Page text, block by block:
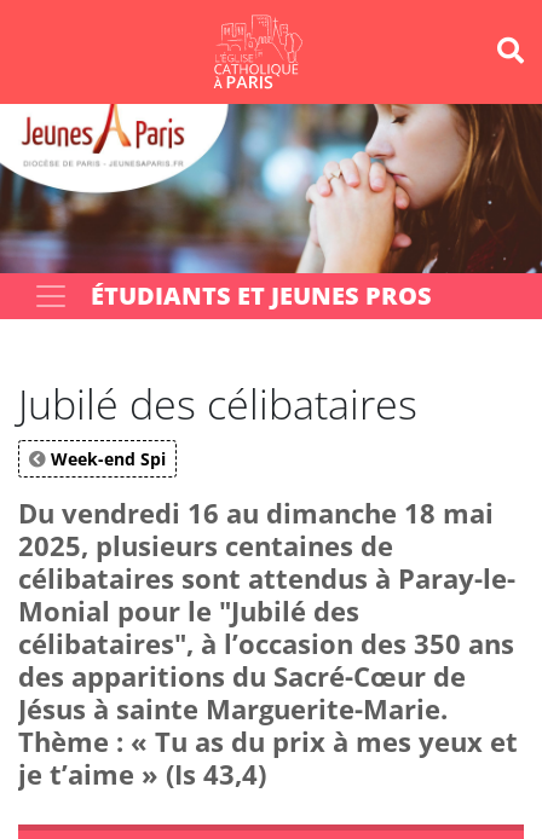
Votre recherche OK
ÉTUDIANTS ET JEUNES PROS
Jubilé des célibataires
Week-end Spi
Du vendredi 16 au dimanche 18 mai
2025, plusieurs centaines de
célibataires sont attendus à Paray-le-
Monial pour le "Jubilé des
célibataires", à l’occasion des 350 ans
des apparitions du Sacré-Cœur de
Jésus à sainte Marguerite-Marie.
Thème : « Tu as du prix à mes yeux et
je t’aime » (Is 43,4)
Panneau de gestion des cookies